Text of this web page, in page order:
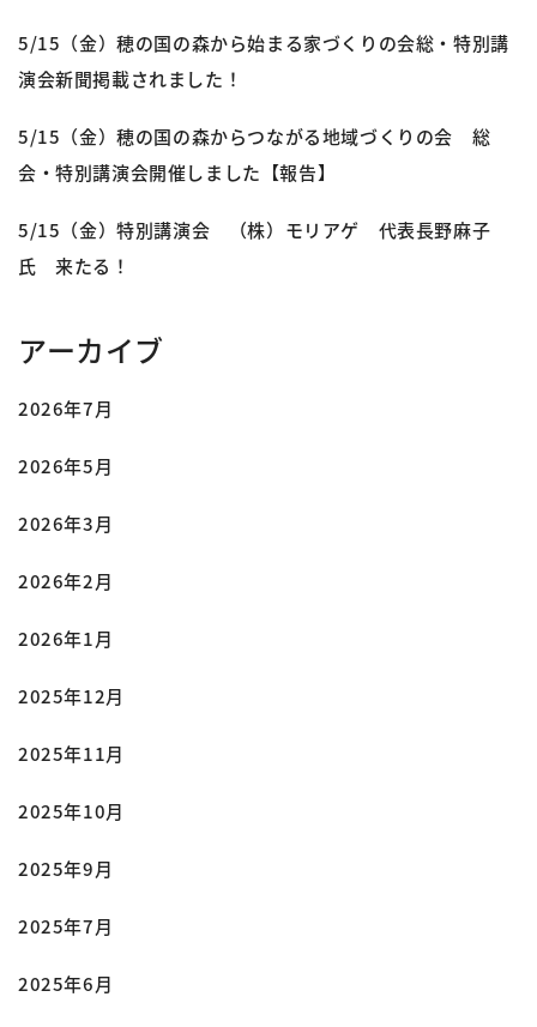
5/15（金）穂の国の森から始まる家づくりの会総・特別講
演会新聞掲載されました！
5/15（金）穂の国の森からつながる地域づくりの会 総
会・特別講演会開催しました【報告】
5/15（金）特別講演会 （株）モリアゲ 代表長野麻子
氏 来たる！
アーカイブ
2026年7月
2026年5月
2026年3月
2026年2月
2026年1月
2025年12月
2025年11月
2025年10月
2025年9月
2025年7月
2025年6月